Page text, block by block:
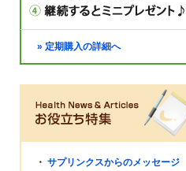
» 定期購入の詳細へ
・ サプリンクスからのメッセージ